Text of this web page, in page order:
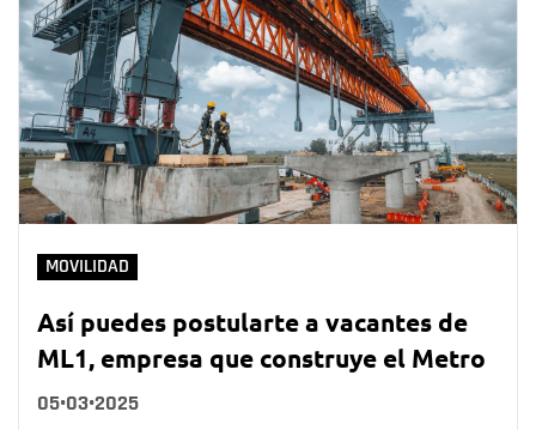
MOVILIDAD
Así puedes postularte a vacantes de
ML1, empresa que construye el Metro
05•03•2025